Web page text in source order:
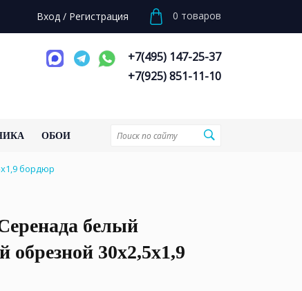
Вход / Регистрация 0 товаров
+7(495) 147-25-37
+7(925) 851-11-10
ОБОИ
бордюр
белый
обрезной 30x2,5x1,9